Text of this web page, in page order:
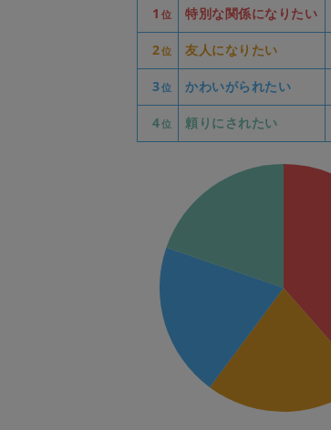
1 位 特別な関係になりたい
2位 友人になりたい
3位 かわいがられたい
4位 頼りにされたい